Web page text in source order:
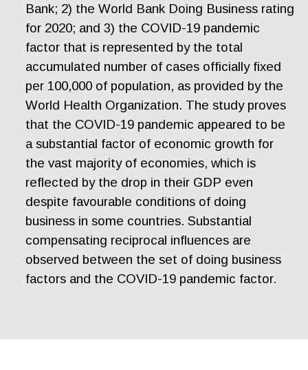
Bank; 2) the World Bank Doing Business rating
for 2020; and 3) the COVID-19 pandemic
factor that is represented by the total
accumulated number of cases officially fixed
per 100,000 of population, as provided by the
World Health Organization. The study proves
that the COVID-19 pandemic appeared to be
a substantial factor of economic growth for
the vast majority of economies, which is
reflected by the drop in their GDP even
despite favourable conditions of doing
business in some countries. Substantial
compensating reciprocal influences are
observed between the set of doing business
factors and the COVID-19 pandemic factor.